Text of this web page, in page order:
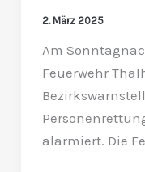
2. März 2025
Am
Feuerwehr
alarmiert. Die